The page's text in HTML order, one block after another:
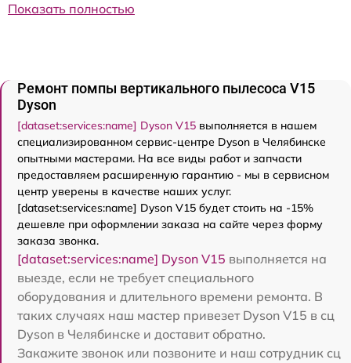
Показать полностью
Ремонт помпы вертикального пылесоса V15
Dyson
[dataset:services:name] Dyson V15 выполняется в нашем
специализированном сервис-центре Dyson в Челябинске
опытными мастерами. На все виды работ и запчасти
предоставляем расширенную гарантию - мы в сервисном
центр уверены в качестве наших услуг.
[dataset:services:name] Dyson V15 будет стоить на -15%
дешевле при оформлении заказа на сайте через форму
заказа звонка.
[dataset:services:name] Dyson V15 выполняется на
выезде, если не требует специального
оборудования и длительного времени ремонта. В
таких случаях наш мастер привезет Dyson V15 в сц
Dyson в Челябинске и доставит обратно.
Закажите звонок или позвоните и наш сотрудник сц